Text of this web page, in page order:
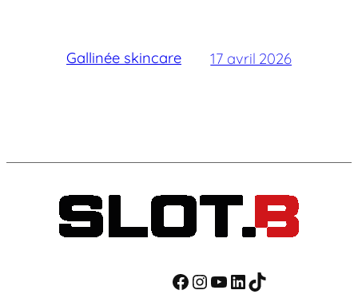
Gallinée skincare 17 avril 2026
Facebook
Instagram
YouTube
LinkedIn
TikTok